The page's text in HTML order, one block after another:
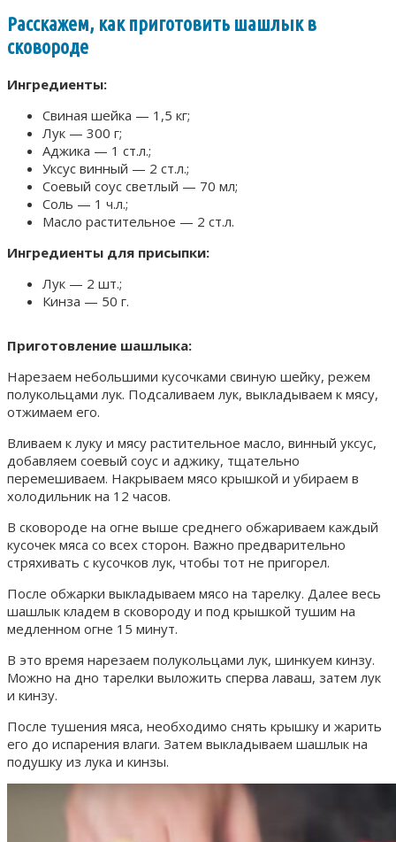
Расскажем, как приготовить шашлык в
сковороде
Ингредиенты:
Свиная шейка — 1,5 кг;
Лук — 300 г;
Аджика — 1 ст.л.;
Уксус винный — 2 ст.л.;
Соевый соус светлый — 70 мл;
Соль — 1 ч.л.;
Масло растительное — 2 ст.л.
Ингредиенты для присыпки:
Лук — 2 шт.;
Кинза — 50 г.
Приготовление шашлыка:
Нарезаем небольшими кусочками свиную шейку, режем
полукольцами лук. Подсаливаем лук, выкладываем к мясу,
отжимаем его.
Вливаем к луку и мясу растительное масло, винный уксус,
добавляем соевый соус и аджику, тщательно
перемешиваем. Накрываем мясо крышкой и убираем в
холодильник на 12 часов.
В сковороде на огне выше среднего обжариваем каждый
кусочек мяса со всех сторон. Важно предварительно
стряхивать с кусочков лук, чтобы тот не пригорел.
После обжарки выкладываем мясо на тарелку. Далее весь
шашлык кладем в сковороду и под крышкой тушим на
медленном огне 15 минут.
В это время нарезаем полукольцами лук, шинкуем кинзу.
Можно на дно тарелки выложить сперва лаваш, затем лук
и кинзу.
После тушения мяса, необходимо снять крышку и жарить
его до испарения влаги. Затем выкладываем шашлык на
подушку из лука и кинзы.